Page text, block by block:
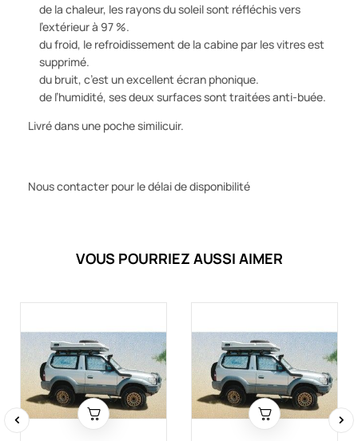
de la chaleur, les rayons du soleil sont réfléchis vers
l’extérieur à 97 %.
du froid, le refroidissement de la cabine par les vitres est
supprimé.
du bruit, c’est un excellent écran phonique.
de l’humidité, ses deux surfaces sont traitées anti-buée.
Livré dans une poche similicuir.
Nous contacter pour le délai de disponibilité
VOUS POURRIEZ AUSSI AIMER